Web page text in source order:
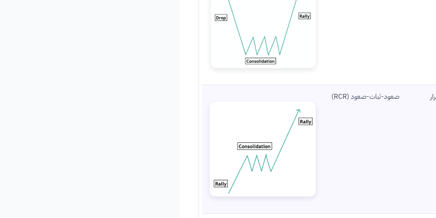
صعود-ثبات-صعود (RCR)